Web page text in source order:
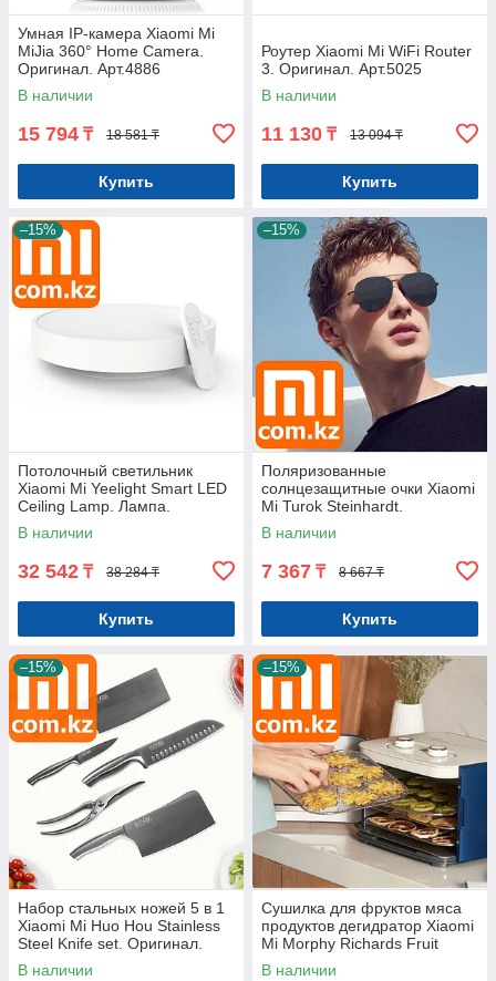
Умная IP-камера Xiaomi Mi
MiJia 360° Home Camera.
Оригинал. Арт.4886
В наличии
15 794 ₸ 18 581 ₸
Купить
Роутер Xiaomi Mi WiFi Router
3. Оригинал. Арт.5025
В наличии
11 130 ₸ 13 094 ₸
Купить
–15%
Потолочный светильник
Xiaomi Mi Yeelight Smart LED
Ceiling Lamp. Лампа.
Оригинал. Арт.5274
В наличии
32 542 ₸ 38 284 ₸
Купить
–15%
Поляризованные
солнцезащитные очки Xiaomi
Mi Turok Steinhardt.
Нейлоновые. Оригинал.
Арт.5481
В наличии
7 367 ₸ 8 667 ₸
Купить
–15%
Набор стальных ножей 5 в 1
Xiaomi Mi Huo Hou Stainless
Steel Knife set. Оригинал.
Арт.5924
В наличии
–15%
Сушилка для фруктов мяса
продуктов дегидратор Xiaomi
Mi Morphy Richards Fruit
Drying Machine Оригинал.
В наличии